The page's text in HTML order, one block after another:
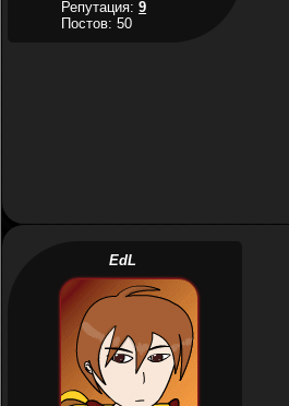
Репутация:9
Постов: 50
EdL